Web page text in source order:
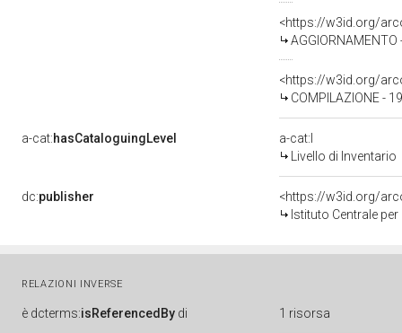
<https://w3id.org/
<https://w3id.org/
COMPILAZIONE -
a-cat:hasCataloguingLevel
a-cat:I
Livello di Inventario
dc:publisher
<https://w3id.org/
Istituto Centrale
RELAZIONI INVERSE
è dcterms:isReferencedBy di 1 risorsa